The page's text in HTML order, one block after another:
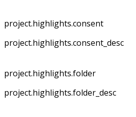
project.highlights.consent
project.highlights.consent_desc
project.highlights.folder
project.highlights.folder_desc